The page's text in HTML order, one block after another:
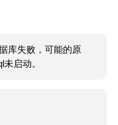
库失败，可能的原
启动。